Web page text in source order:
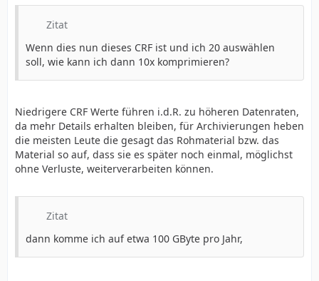
Zitat
Wenn dies nun dieses CRF ist und ich 20 auswählen
soll, wie kann ich dann 10x komprimieren?
Niedrigere CRF Werte führen i.d.R. zu höheren Datenraten,
da mehr Details erhalten bleiben, für Archivierungen heben
die meisten Leute die gesagt das Rohmaterial bzw. das
Material so auf, dass sie es später noch einmal, möglichst
ohne Verluste, weiterverarbeiten können.
Zitat
dann komme ich auf etwa 100 GByte pro Jahr,